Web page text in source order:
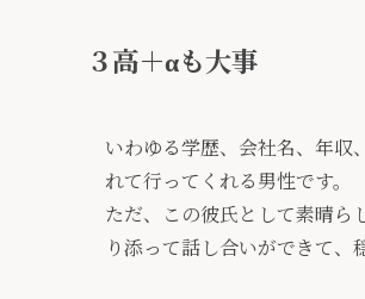
３高＋αも大事
いわゆる学歴、会社名、年収
れて行ってくれる男性です。
ただ、この彼氏として素晴ら
り添って話し合いができて、